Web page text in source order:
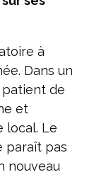
à
Dans un
de
et
local. Le
paraît pas
nouveau